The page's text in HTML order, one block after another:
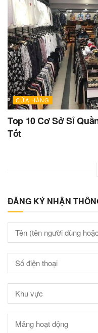
CỬA HÀNG
Top 10 Cơ Sở Sỉ
Tốt
ĐĂNG KÝ NHẬN